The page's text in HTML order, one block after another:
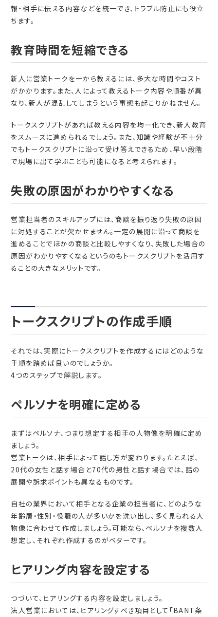
報・相手に伝える内容などを統一でき、トラブル防止にも役立
ちます。
教育時間を短縮できる
新人に営業トークを一から教えるには、多大な時間やコスト
がかかります。また、人によって教えるトーク内容や順番が異
なり、新人が混乱してしまうという事態も起こりかねません。
トークスクリプトがあれば教える内容を均一化でき、新人教育
をスムーズに進められるでしょう。また、知識や経験が不十分
でもトークスクリプトに沿って受け答えできるため、早い段階
で現場に出て学ぶことも可能になると考えられます。
失敗の原因がわかりやすくなる
営業担当者のスキルアップには、商談を振り返り失敗の原因
に対処することが欠かせません。一定の展開に沿って商談を
進めることでほかの商談と比較しやすくなり、失敗した場合の
原因がわかりやすくなるというのもトークスクリプトを活用す
ることの大きなメリットです。
トークスクリプトの作成手順
それでは、実際にトークスクリプトを作成するにはどのような
手順を踏めば良いのでしょうか。
4つのステップで解説します。
ペルソナを明確に定める
まずはペルソナ、つまり想定する相手の人物像を明確に定め
ましょう。
営業トークは、相手によって話し方が変わります。たとえば、
20代の女性と話す場合と70代の男性と話す場合では、話の
展開や訴求ポイントも異なるものです。
自社の業界において相手となる企業の担当者に、どのような
年齢層・性別・役職の人が多いかを洗い出し、多く見られる人
物像に合わせて作成しましょう。可能なら、ペルソナを複数人
想定し、それぞれ作成するのがベターです。
ヒアリング内容を設定する
つづいて、ヒアリングする内容を設定しましょう。
法人営業においては、ヒアリングすべき項目として「BANT条